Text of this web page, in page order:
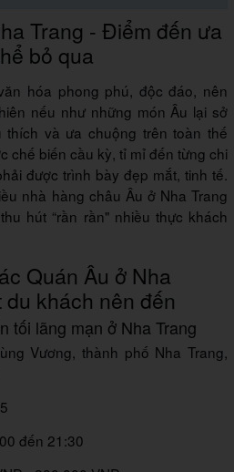
Trang - Điểm đến ưa
bỏ qua
hóa phong phú, độc đáo, nên
nếu như những món Âu lại sở
thích và ưa chuộng trên toàn thế
chế biến cầu kỳ, tỉ mỉ đến từng chi
được trình bày đẹp mắt, tinh tế.
nhà hàng châu Âu ở Nha Trang
hút “rần rần" nhiều thực khách
Quán Âu ở Nha
khách nên đến
tối lãng mạn ở Nha Trang
Vương, thành phố Nha Trang,
đến 21:30